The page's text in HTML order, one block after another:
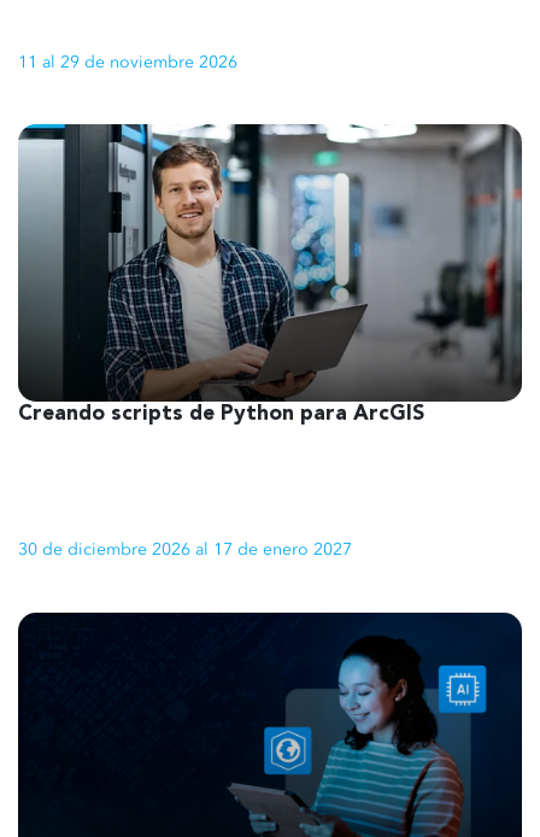
11 al 29 de noviembre 2026
1
Creando scripts de Python para ArcGIS
30 de diciembre 2026 al 17 de enero 2027